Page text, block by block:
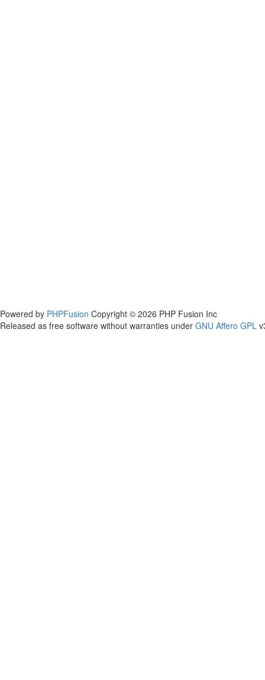
Powered by PHPFusion Copyright © 2026 PHP Fusion Inc
Released as free software without warranties under GNU Affero GPL